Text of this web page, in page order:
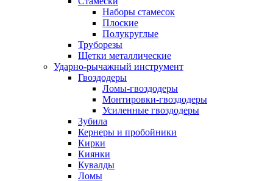
Наборы стамесок
Плоские
Полукруглые
Труборезы
Щетки металлические
Ударно-рычажный инструмент
Гвоздодеры
Ломы-гвоздодеры
Монтировки-гвоздодеры
Усиленные гвоздодеры
Зубила
Кернеры и пробойники
Кирки
Киянки
Кувалды
Ломы